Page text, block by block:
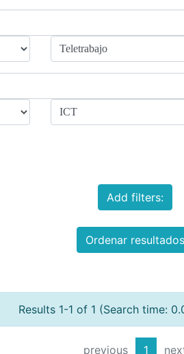
Add filters:
Ordenar resultados
Results 1-1 of 1 (Search time:
previous 1